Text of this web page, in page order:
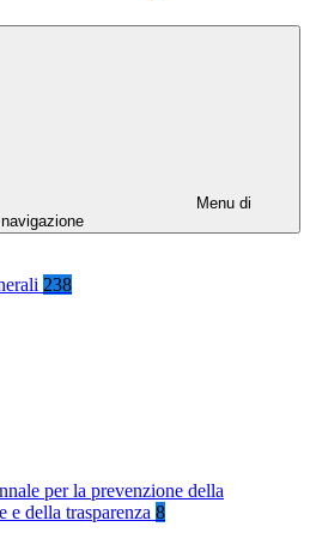
Menu di
navigazione
238
per la prevenzione della
e della trasparenza 8